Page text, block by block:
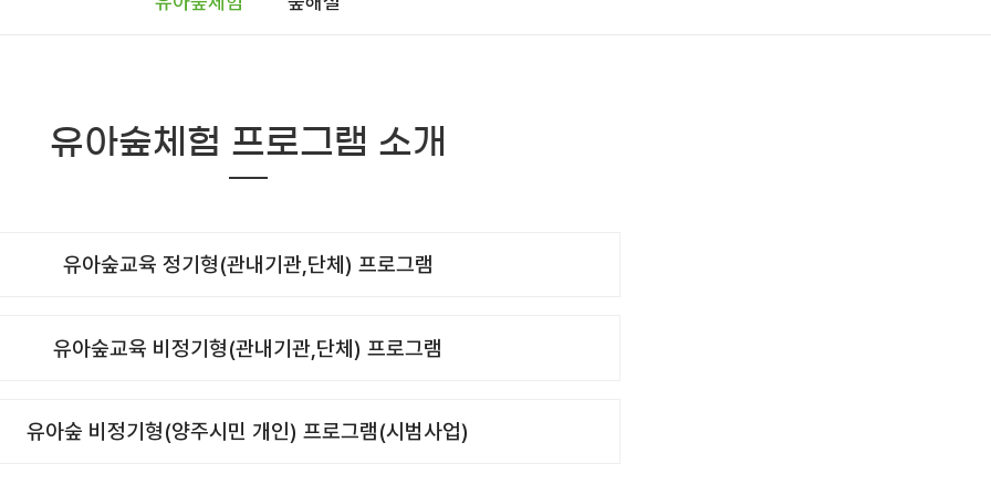
유아숲체험 프로그램 소개
유아숲교육 정기형(관내기관,단체) 프로그램
유아숲교육 비정기형(관내기관,단체) 프로그램
유아숲 비정기형(양주시민 개인) 프로그램(시범사업)